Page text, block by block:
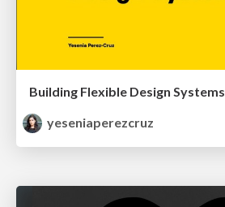
Building Flexible Design Systems
yeseniaperezcruz